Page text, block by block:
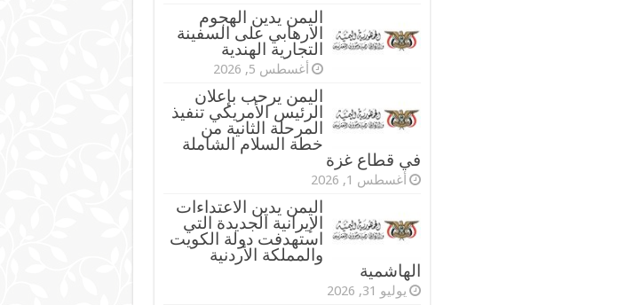
اليمن يدين الهجوم
الارهابي على السفينة
التجارية الهندية
أغسطس 5, 2026
اليمن يرحب بإعلان
الرئيس الأمريكي تنفيذ
المرحلة الثانية من
خطة السلام الشاملة
في قطاع غزة
أغسطس 1, 2026
اليمن يدين الاعتداءات
الإيرانية الجديدة التي
استهدفت دولة الكويت
والمملكة الأردنية
الهاشمية
يوليو 31, 2026